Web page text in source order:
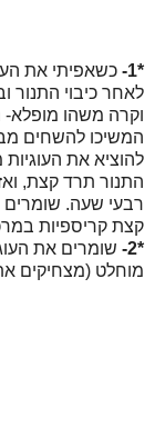
*1-
כשאפיתי את
לאחר כיבוי התנור
וקרה משהו מופלא-
המשיכו להשחים
התנור תרד קצת,
רבעי שעה. שומרים
קצת קריספיות
*2-
מוחלט (מצחיקים